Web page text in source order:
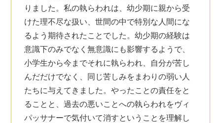
りました。私の執らわれは、幼少期に親から受
けた理不尽な扱い、世間の中で特別な人間にな
るよう期待されたことでした。幼少期の経験は
意識下のみでなく無意識にも影響するようで、
小学生から今までそれに執らわれ、自分が苦し
んだだけでなく、同じ苦しみをまわりの弱い人
たちに与えてきました。やったことの責任をと
ることと、過去の悪いことへの執らわれをヴィ
パッサナーで気付いて消すということを理解し